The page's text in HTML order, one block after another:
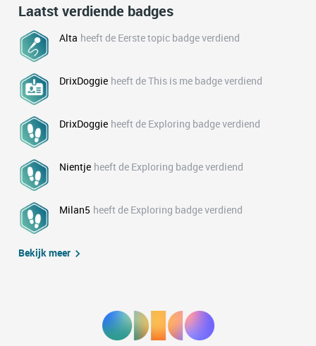
Laatst verdiende badges
Alta heeft de Eerste topic badge verdiend
DrixDoggie heeft de This is me badge verdiend
DrixDoggie heeft de Exploring badge verdiend
Nientje heeft de Exploring badge verdiend
Milan5 heeft de Exploring badge verdiend
Bekijk meer